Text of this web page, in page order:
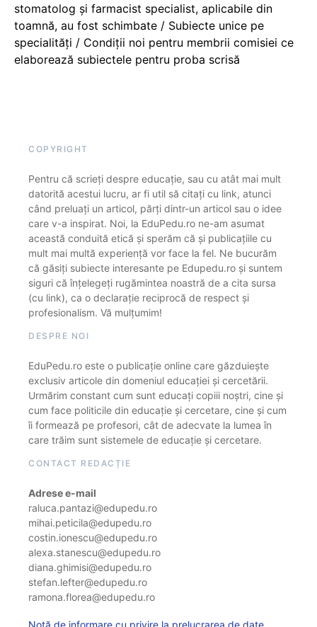
stomatolog și farmacist specialist, aplicabile din
toamnă, au fost schimbate / Subiecte unice pe
specialități / Condiții noi pentru membrii comisiei ce
elaborează subiectele pentru proba scrisă
COPYRIGHT
Pentru că scrieți despre educație, sau cu atât mai mult
datorită acestui lucru, ar fi util să citați cu link, atunci
când preluați un articol, părți dintr-un articol sau o idee
care v-a inspirat. Noi, la EduPedu.ro ne-am asumat
această conduită etică și sperăm că și publicațiile cu
mult mai multă experiență vor face la fel. Ne bucurăm
că găsiți subiecte interesante pe Edupedu.ro și suntem
siguri că înțelegeți rugămintea noastră de a cita sursa
(cu link), ca o declarație reciprocă de respect și
profesionalism. Vă mulțumim!
DESPRE NOI
EduPedu.ro este o publicație online care găzduiește
exclusiv articole din domeniul educației și cercetării.
Urmărim constant cum sunt educați copiii noștri, cine și
cum face politicile din educație și cercetare, cine și cum
îi formează pe profesori, cât de adecvate la lumea în
care trăim sunt sistemele de educație și cercetare.
CONTACT REDACȚIE
Adrese e-mail
raluca.pantazi@edupedu.ro
mihai.peticila@edupedu.ro
costin.ionescu@edupedu.ro
alexa.stanescu@edupedu.ro
diana.ghimisi@edupedu.ro
stefan.lefter@edupedu.ro
ramona.florea@edupedu.ro
Notă de informare cu privire la prelucrarea de date